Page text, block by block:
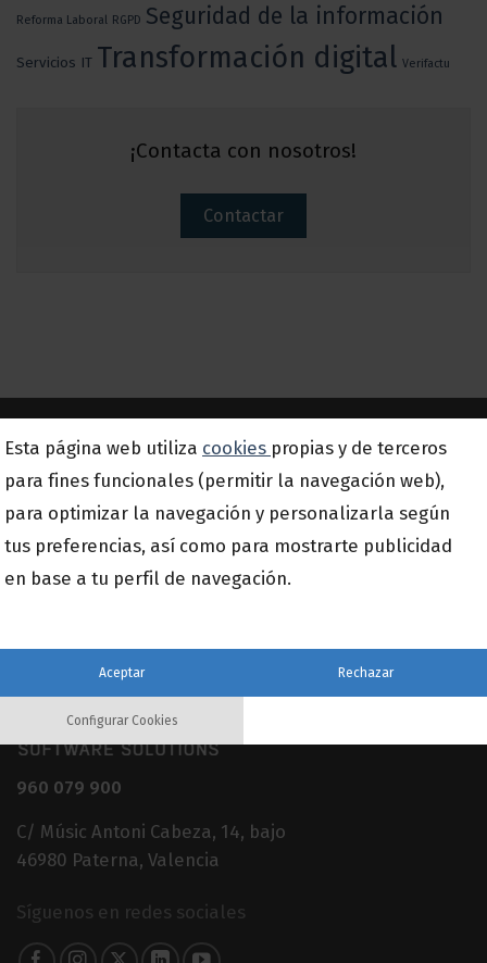
Reforma Laboral RGPD Seguridad de la información
Servicios IT Transformación digital Verifactu
¡Contacta con nosotros!
Contactar
Suscríbete a nuestra newsletter
*
960 079 900
C/ Músic Antoni Cabeza, 14, bajo
46980 Paterna, Valencia
Síguenos en redes sociales
Esta página web utiliza cookies propias y de terceros
para fines funcionales (permitir la navegación web),
para optimizar la navegación y personalizarla según
tus preferencias, así como para mostrarte publicidad
en base a tu perfil de navegación.
Aceptar Rechazar
Configurar Cookies